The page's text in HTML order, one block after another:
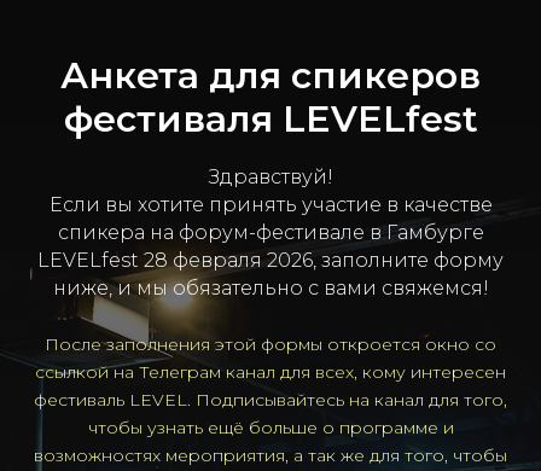
Анкета для спикеров
фестиваля LEVELfest
Здравствуй!
Если вы хотите принять участие в качестве
спикера на форум-фестивале в Гамбурге
LEVELfest 28 февраля 2026, заполните форму
ниже, и мы обязательно с вами свяжемся!
После заполнения этой формы откроется окно со
ссылкой на Телеграм канал для всех, кому интересен
фестиваль LEVEL. Подписывайтесь на канал для того,
чтобы узнать ещё больше о программе и
возможностях мероприятия, а так же для того, чтобы